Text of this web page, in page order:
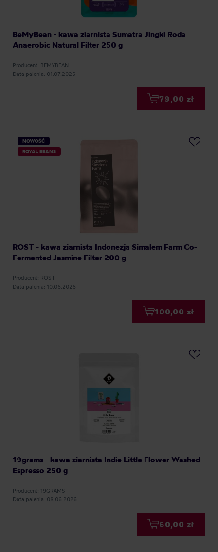
BeMyBean - kawa ziarnista Sumatra Jingki Roda
Anaerobic Natural Filter 250 g
Producent: BEMYBEAN
Data palenia: 01.07.2026
79,00 zł
NOWOŚĆ
ROYAL BEANS
ROST - kawa ziarnista Indonezja Simalem Farm Co-
Fermented Jasmine Filter 200 g
Producent: ROST
Data palenia: 10.06.2026
100,00 zł
19grams - kawa ziarnista Indie Little Flower Washed
Espresso 250 g
Producent: 19GRAMS
Data palenia: 08.06.2026
60,00 zł